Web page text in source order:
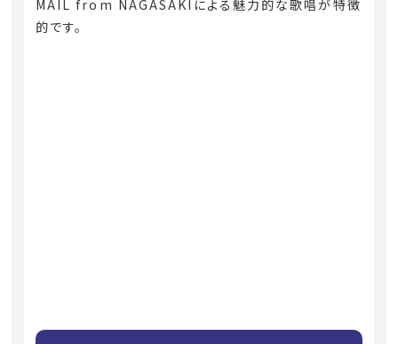
MAIL from NAGASAKIによる魅力的な歌唱が特徴
的です。